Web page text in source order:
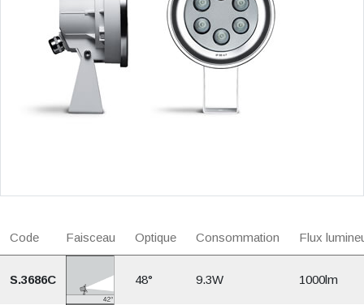
Code Faisceau Optique Consommation Flux
S.3686C 48° 9.3W 1000lm